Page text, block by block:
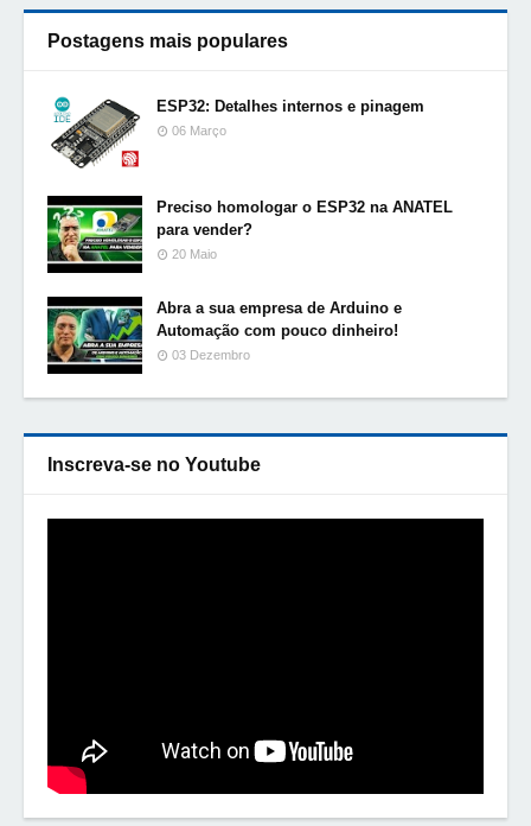
Postagens mais populares
ESP32: Detalhes internos e pinagem
06 Março
Preciso homologar o ESP32 na ANATEL
para vender?
20 Maio
Abra a sua empresa de Arduino e
Automação com pouco dinheiro!
03 Dezembro
Inscreva-se no Youtube